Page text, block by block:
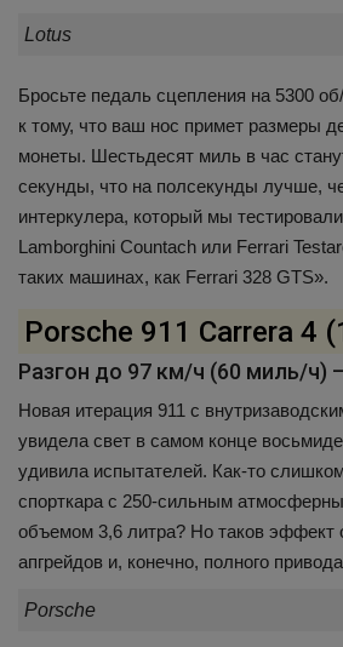
Lotus
Бросьте педаль сцепления на 5300
к тому, что ваш нос примет размеры
монеты. Шестьдесят миль в час
секунды, что на полсекунды лучше,
интеркулера, который мы
Lamborghini Countach или Ferrari
таких машинах, как Ferrari 328 GTS».
Porsche 911 Carrera 4
Разгон до 97 км/ч (60 миль/ч)
Новая итерация 911 с
увидела свет в самом конце
удивила испытателей. Как-то
спорткара с 250-сильным
объемом 3,6 литра? Но таков эффект
апгрейдов и, конечно, полного
Porsche